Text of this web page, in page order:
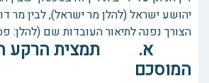
יהושע ישראל (להלן מר ישראל), לבין מר
הצורך נפנה לתיאור העובדות שם (להלן:
א. תמצית הרקע
המוסכם